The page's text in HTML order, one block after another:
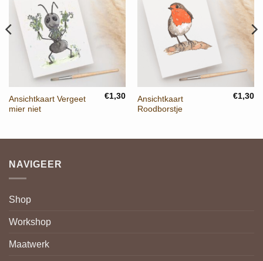
Ansichtkaart Vergeet
mier niet
€1,30
Ansichtkaart
Roodborstje
€1,30
NAVIGEER
Shop
Workshop
Maatwerk